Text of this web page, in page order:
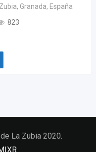
Zubia, Granada, España
823
La Zubia 2020.